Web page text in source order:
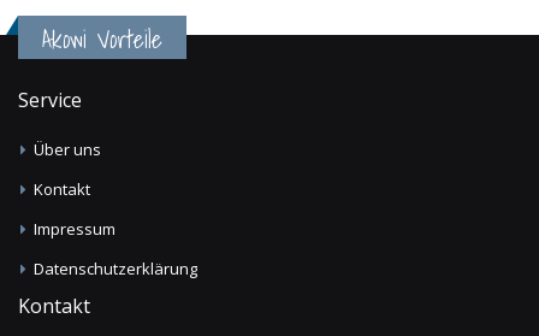
Akowi Vorteile
Service
Über uns
Kontakt
Impressum
Datenschutzerklärung
Kontakt